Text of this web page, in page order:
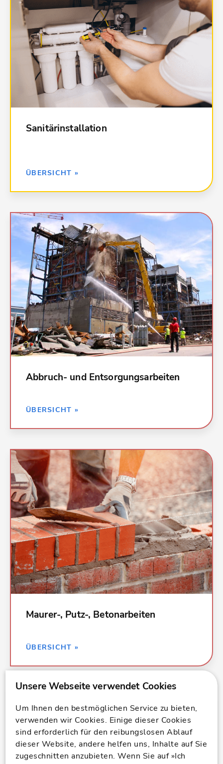
Sanitärinstallation
ÜBERSICHT »
000 Baustelleneinrichtungen;
Sicherheitseinrichtungen
011 Abscheider- und Kleinkläranlagen
043 Druckrohrleitungen für Gas, Wasser und
Abwasser
044 Abwasseranlagen - Leitungen, Abläufe,
Armaturen
045 Gas-, Wasser- und Entwässerungsanlagen -
Ausstattung, Elemente, Fertigbäder
046 Gas-, Wasser- und Entwässerungsanlagen -
047 Dämm- und Brandschutzarbeiten an
Abbruch- und Entsorgungsarbeiten
ÜBERSICHT »
Kalkulationsdaten für alle Leistungen in Abbruch-
und Entsorgungsarbeiten:
000 Baustelleneinrichtungen;
Sicherheitseinrichtungen
001 Gerüstarbeiten
084 Abbruch-, Rückbau- und
Schadstoffsanierungsarbeiten
087 Abfallentsorgung; Verwertung und
Beseitigung
Maurer-, Putz-, Betonarbeiten
ÜBERSICHT »
Kalkulationsdaten für alle Leistungen bei Maurer-,
Putz- und Betonarbeiten:
001 Gerüstarbeiten
012 Maurerarbeiten
013 Betonarbeiten
014 Natur-, Betonwerksteinarbeiten
018 Abdichtungsarbeiten
023 Putz- und Stuckarbeiten,
Wärmedämmsysteme
und viele weitere
Kalkulationsdaten für alle Leistungen bei Estrich-
und Fliesenarbeiten:
014 Natur-, Betonwerksteinarbeiten
018 Abdichtungsarbeiten
024 Fliesen- und Plattenarbeiten
Um Ihnen den bestmöglichen Service zu bieten,
verwenden wir Cookies. Einige dieser Cookies
sind erforderlich für den reibungslosen Ablauf
dieser Website, andere helfen uns, Inhalte auf Sie
zugeschnitten anzubieten. Wenn Sie auf »Ich